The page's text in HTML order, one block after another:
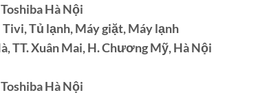
Hà Nội
Tivi, Tủ lạnh, Máy giặt, Máy lạnh
TT. Xuân Mai, H. Chương Mỹ, Hà Nội
Hà Nội